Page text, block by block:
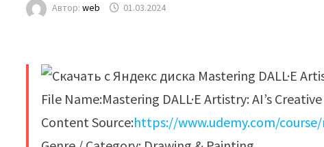
Автор:web 01.03.2024
File Name:Mastering DALL·E Artistry: AI’s
Content Source:https://www.udemy.com/